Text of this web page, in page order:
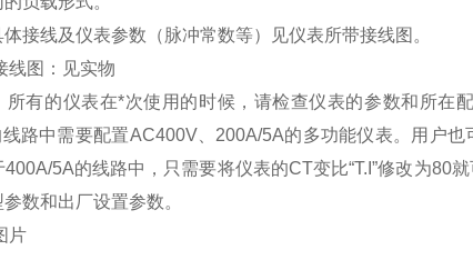
接线及仪表参数（脉冲常数等）见仪表所带接线图。
线图：见实物
所有的仪表在*次使用的时候，请检查仪表的参数和所在
路中需要配置AC400V、200A/5A的多功能仪表。用户
5A的线路中，只需要将仪表的CT变比“T.I”修改为80
数和出厂设置参数。
片